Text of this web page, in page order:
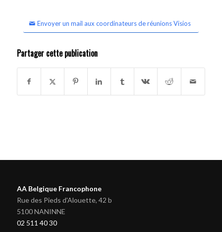
Envoyer un mail aux coordinateurs de réunions Visios
Partager cette publication
AA Belgique Francophone
Rue des Pieds d'Alouette, 42 b
5100 NANINNE
02 511 40 30